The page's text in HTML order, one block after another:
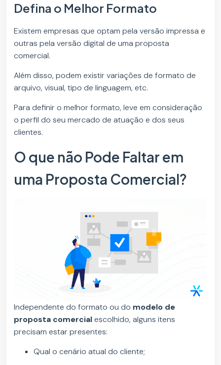
Defina o Melhor Formato
Existem empresas que optam pela versão impressa e
outras pela versão digital de uma proposta
comercial.
Além disso, podem existir variações de formato de
arquivo, visual, tipo de linguagem, etc.
Para definir o melhor formato, leve em consideração
o perfil do seu mercado de atuação e dos seus
clientes.
O que não Pode Faltar em
uma Proposta Comercial?
Independente do formato ou do modelo de
proposta comercialescolhido, alguns itens
precisam estar presentes:
Qual o cenário atual do cliente;